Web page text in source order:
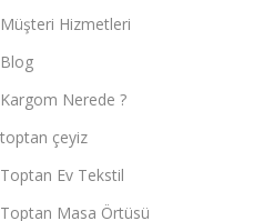
Müşteri Hizmetleri
Blog
Kargom Nerede ?
toptan çeyiz
Toptan Ev Tekstil
Toptan Masa Örtüsü